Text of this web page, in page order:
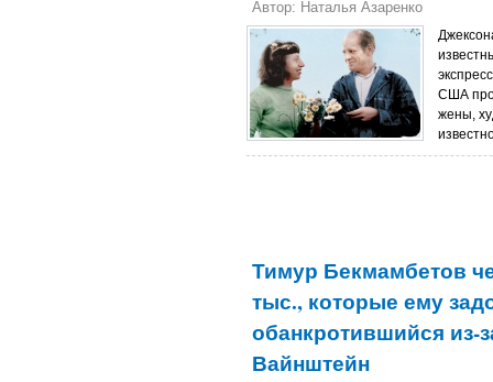
Автор: Наталья Азаренко
США
жены,
Тимур Бекмамбетов
тыс., которые ему
обанкротившийся из-
Вайнштейн